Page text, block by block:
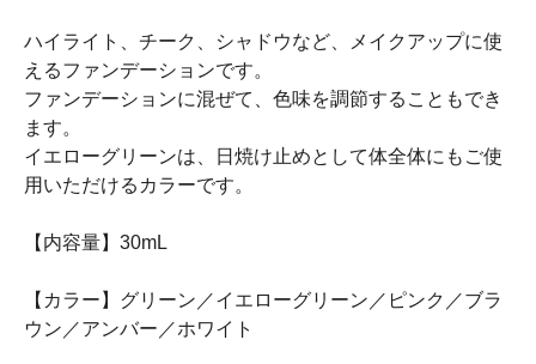
ハイライト、チーク、シャドウなど、メイクアップに使
えるファンデーションです。
ファンデーションに混ぜて、色味を調節することもでき
ます。
イエローグリーンは、日焼け止めとして体全体にもご使
用いただけるカラーです。
【内容量】30mL
【カラー】グリーン／イエローグリーン／ピンク／ブラ
ウン／アンバー／ホワイト